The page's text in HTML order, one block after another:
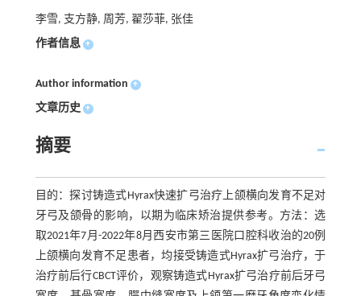
李雪, 支方静, 周芳, 翟莎菲, 张佳
作者信息 +
Author information +
文章历史 +
摘要
目的：探讨铸造式Hyrax快速扩弓治疗上颌横向发育不足对
牙弓及颌骨的影响，以期为临床矫治提供参考。方法：选
取2021年7月-2022年8月西安市第三医院口腔科收治的20例
上颌横向发育不足患者，均接受铸造式Hyrax扩弓治疗，于
治疗前后行CBCT评价，观察铸造式Hyrax扩弓治疗前后牙弓